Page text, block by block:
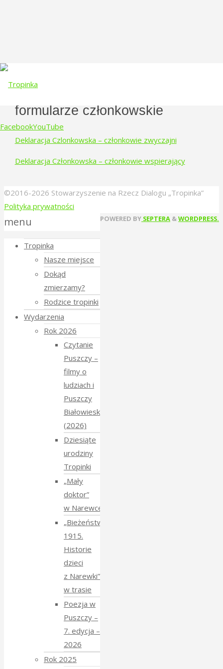
FacebookYouTube
formularze członkowskie
Deklaracja Czlonkowska – członkowie zwyczajni
Deklaracja Członkowska – członkowie wspierający
©2016-2026 Stowarzyszenie na Rzecz Dialogu „Tropinka”
Polityka prywatności
POWERED BY SEPTERA &WORDPRESS.
Back
Top
menu
Tropinka
Nasze miejsce
Dokąd
zmierzamy?
Rodzice tropinki
Wydarzenia
Rok 2026
Czytanie
Puszczy –
filmy o
ludziach i
Puszczy
Białowieskiej
(2026)
Dziesiąte
urodziny
Tropinki
„Mały
doktor”
w Narewce
„Bieżeństwo
1915.
Historie
dzieci
z Narewki”
w trasie
Poezja w
Puszczy –
7. edycja –
2026
Rok 2025